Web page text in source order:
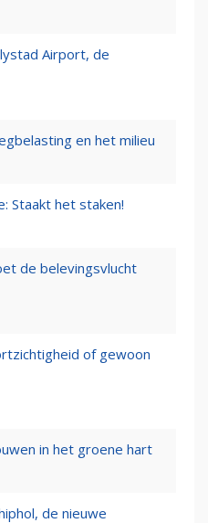
Airport, de
en het milieu
Staakt het staken!
de belevingsvlucht
of gewoon
in het groene hart
de nieuwe